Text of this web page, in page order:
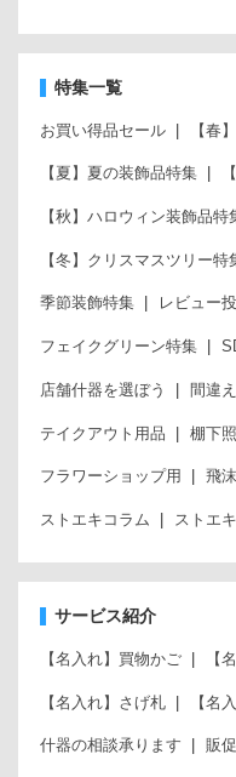
特集一覧
お買い得品セール 【春
【夏】夏の装飾品特集
【秋】ハロウィン装飾品特
【冬】クリスマスツリー特
季節装飾特集 レビュー
フェイクグリーン特集
店舗什器を選ぼう 間違
テイクアウト用品 棚下
フラワーショップ用 飛
ストエキコラム ストエ
サービス紹介
【名入れ】買物かご 【
【名入れ】さげ札 【名
什器の相談承ります 販